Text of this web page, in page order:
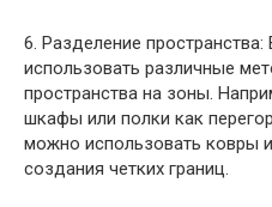
6. Разделение
использовать различные
пространства на зоны.
шкафы или полки как
можно использовать ковры
создания четких границ.